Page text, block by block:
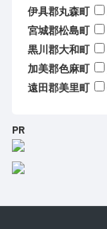
伊具郡丸森町
宮城郡松島町
黒川郡大和町
加美郡色麻町
遠田郡美里町
PR